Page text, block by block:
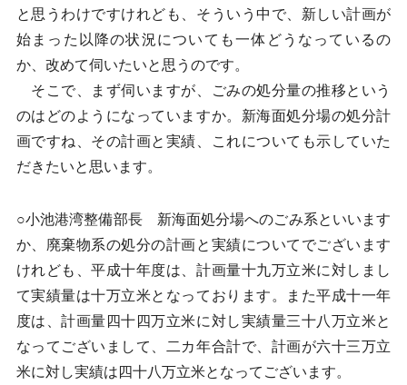
と思うわけですけれども、そういう中で、新しい計画が
始まった以降の状況についても一体どうなっているの
か、改めて伺いたいと思うのです。
そこで、まず伺いますが、ごみの処分量の推移という
のはどのようになっていますか。新海面処分場の処分計
画ですね、その計画と実績、これについても示していた
だきたいと思います。
○小池港湾整備部長 新海面処分場へのごみ系といいます
か、廃棄物系の処分の計画と実績についてでございます
けれども、平成十年度は、計画量十九万立米に対しまし
て実績量は十万立米となっております。また平成十一年
度は、計画量四十四万立米に対し実績量三十八万立米と
なってございまして、二カ年合計で、計画が六十三万立
米に対し実績は四十八万立米となってございます。